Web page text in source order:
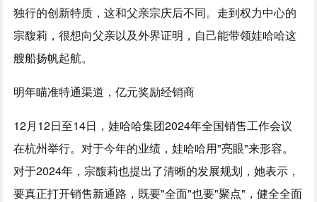
独行的创新特质，这和父亲宗庆后不同。走到权力中心的
宗馥莉，很想向父亲以及外界证明，自己能带领娃哈哈这
艘船扬帆起航。
明年瞄准特通渠道，亿元奖励经销商
12月12日至14日，娃哈哈集团2024年全国销售工作会议
在杭州举行。对于今年的业绩，娃哈哈用"亮眼"来形容。
对于2024年，宗馥莉也提出了清晰的发展规划，她表示，
要真正打开销售新通路，既要"全面"也要"聚点"，健全全面